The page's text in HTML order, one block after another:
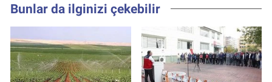
Bunlar da ilginizi çekebilir